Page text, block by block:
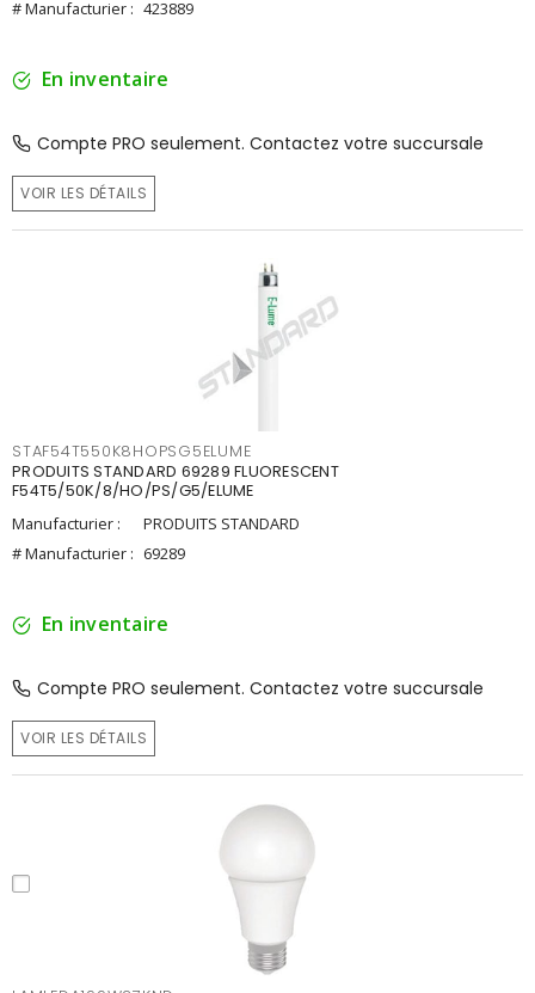
# Manufacturier : 423889
En inventaire
Compte PRO seulement. Contactez votre succursale
VOIR LES DÉTAILS
STAF54T550K8HOPSG5ELUME
PRODUITS STANDARD 69289 FLUORESCENT
F54T5/50K/8/HO/PS/G5/ELUME
Manufacturier :
PRODUITS STANDARD
# Manufacturier : 69289
En inventaire
Compte PRO seulement. Contactez votre succursale
VOIR LES DÉTAILS